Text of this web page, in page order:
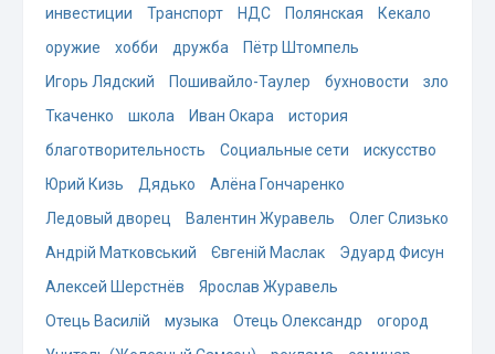
инвестиции
Транспорт НДС Полянская
Кекало
оружие
хобби дружба
Пётр Штомпель
Игорь Лядский
Пошивайло-Таулер бухновости
зло
Ткаченко
школа Иван Окара
история
благотворительность
Социальные сети
искусство
Юрий Кизь
Дядько
Алёна Гончаренко
Ледовый дворец
Валентин Журавель
Олег Слизько
Андрій Матковський
Євгеній Маслак
Эдуард Фисун
Алексей Шерстнёв
Ярослав Журавель
Отець Василій
музыка Отець Олександр
огород